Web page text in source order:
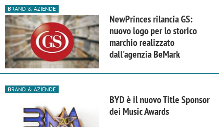
BRAND & AZIENDE
NewPrinces rilancia GS:
nuovo logo per lo storico
marchio realizzato
dall'agenzia BeMark
BRAND & AZIENDE
BYD è il nuovo Title Sponsor
dei Music Awards